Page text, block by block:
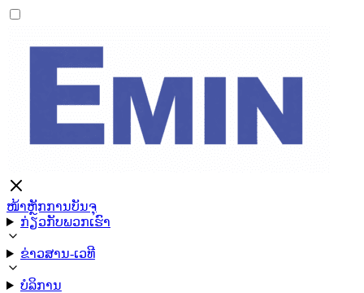
ໜ້າຫຼັກການບັນຈຸ
ກ່ຽວກັບພວກເຮົາ
ຂ່າວສານ-ເວທີ
ບໍລິການ